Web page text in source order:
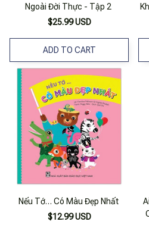
Ngoài Đời Thực - Tập 2
$25.99 USD
ADD TO CART
Nếu Tớ… Có Màu Đẹp Nhất
$12.99 USD